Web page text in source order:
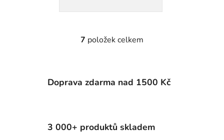
O
á
d
p
7 položek celkem
Doprava zdarma nad 1500 Kč
3 000+ produktů skladem